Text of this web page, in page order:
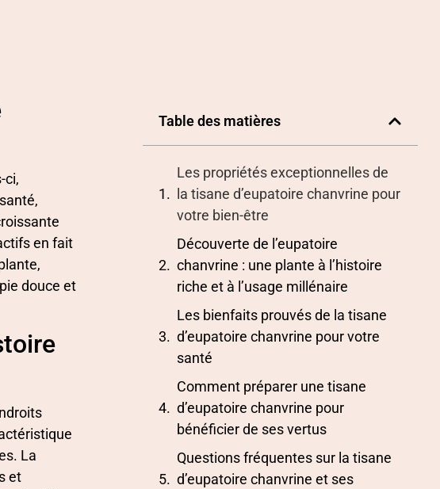
ci,
en fait
douce et
La
et
Table des matières
Les propriétés exceptionnelles de
la tisane d’eupatoire chanvrine pour
votre bien-être
Découverte de l’eupatoire
chanvrine : une plante à l’histoire
riche et à l’usage millénaire
Les bienfaits prouvés de la tisane
d’eupatoire chanvrine pour votre
santé
Comment préparer une tisane
d’eupatoire chanvrine pour
bénéficier de ses vertus
Questions fréquentes sur la tisane
d’eupatoire chanvrine et ses